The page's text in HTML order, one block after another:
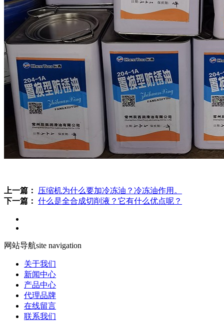
上一篇：
压缩机为什么要加冷冻油？冷冻油作用。
下一篇： 什么是全合成切削液？它有什么优点呢？
网站导航site navigation
关于我们
新闻中心
产品中心
代理品牌
在线留言
联系我们